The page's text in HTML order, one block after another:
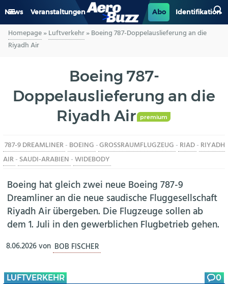
News Veranstaltungen Abo Identifikation
GENERAL AVIATION
LUFTVERKEHR
INDUSTRIE
BERUFE
AERO-KULTUR
Homepage»Luftverkehr»Boeing 787-Doppelauslieferung an die
Riyadh Air
Boeing 787-
Doppelauslieferung an die
Riyadh Air
premium
787-9 DREAMLINER- BOEING -GROSSRAUMFLUGZEUG - RIAD- RIYADH
AIR- SAUDI-ARABIEN -WIDEBODY
Boeing hat gleich zwei neue Boeing 787-9
Dreamliner an die neue saudische Fluggesellschaft
Riyadh Air übergeben. Die Flugzeuge sollen ab
dem 1. Juli in den gewerblichen Flugbetrieb gehen.
8.06.2026von BOB FISCHER
LUFTVERKEHR 0